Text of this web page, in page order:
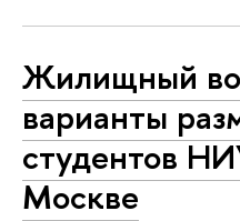
Жилищный
варианты
студентов
Москве